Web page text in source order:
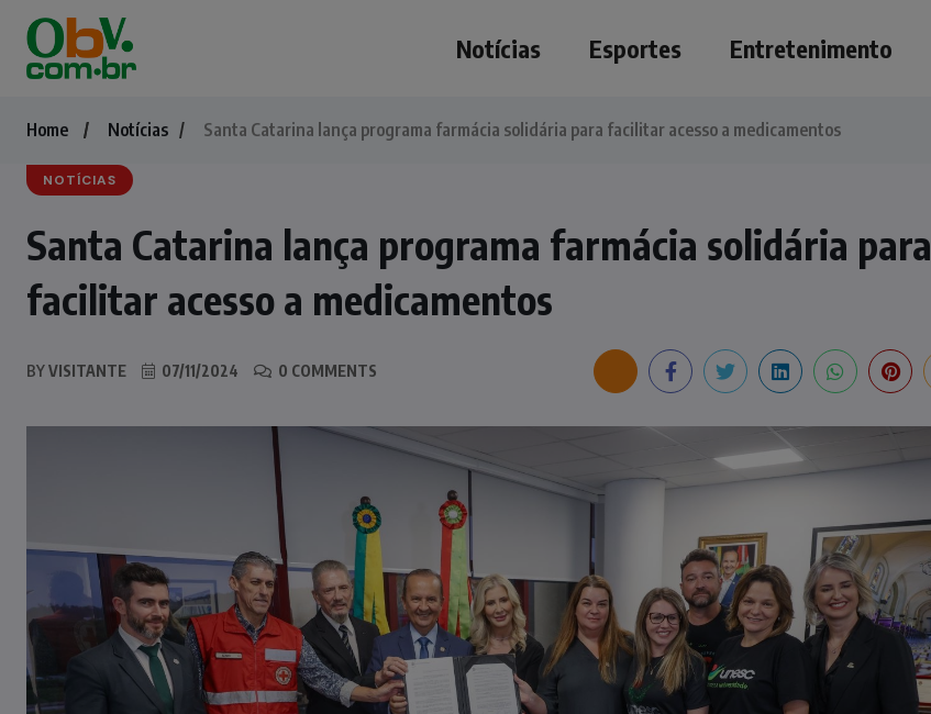
Notícias Esportes Entretenimento
Home Notícias Santa Catarina lança programa farmácia solidária para facilitar acesso a medicamentos
NOTÍCIAS
Santa Catarina lança programa farmácia solidária para
facilitar acesso a medicamentos
BYVISITANTE 07/11/2024 0 COMMENTS
NOTÍCIAS
Casal de idosos fica ferido após
veículo capotar em Pouso Redondo
07/08/2026